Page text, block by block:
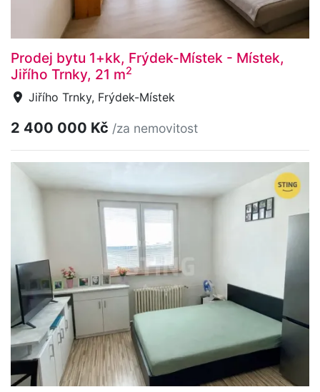
Prodej bytu 1+kk, Frýdek-Místek - Místek,
Jiřího Trnky, 21 m2
Jiřího Trnky, Frýdek-Místek
2 400 000 Kč /za nemovitost